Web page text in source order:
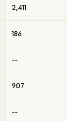
2,411
186
--
907
--